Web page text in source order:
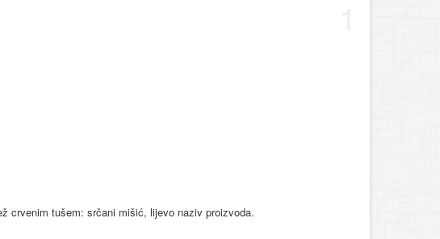
crvenim tušem: srčani mišić, lijevo naziv proizvoda.